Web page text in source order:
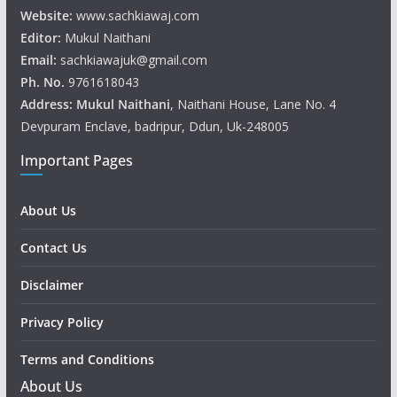
Website: www.sachkiawaj.com
Editor: Mukul Naithani
Email: sachkiawajuk@gmail.com
Ph. No. 9761618043
Address: Mukul Naithani, Naithani House, Lane No. 4
Devpuram Enclave, badripur, Ddun, Uk-248005
Important Pages
About Us
Contact Us
Disclaimer
Privacy Policy
Terms and Conditions
About Us